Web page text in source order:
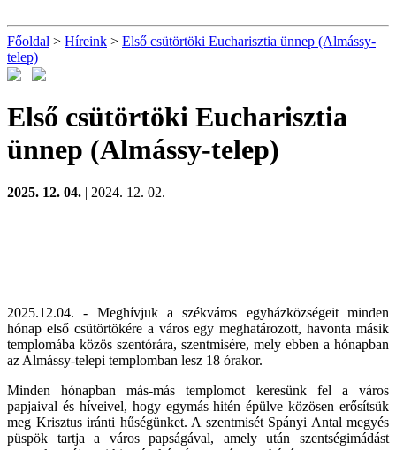
Főoldal > Híreink > Első csütörtöki Eucharisztia ünnep (Almássy-
telep)
Első csütörtöki Eucharisztia
ünnep (Almássy-telep)
2025. 12. 04. | 2024. 12. 02.
2025.12.04. - Meghívjuk a székváros egyházközségeit minden
hónap első csütörtökére a város egy meghatározott, havonta másik
templomába közös szentórára, szentmisére, mely ebben a hónapban
az Almássy-telepi templomban lesz 18 órakor.
Minden hónapban más-más templomot keresünk fel a város
papjaival és híveivel, hogy egymás hitén épülve közösen erősítsük
meg Krisztus iránti hűségünket. A szentmisét Spányi Antal megyés
püspök tartja a város papságával, amely után szentségimádást